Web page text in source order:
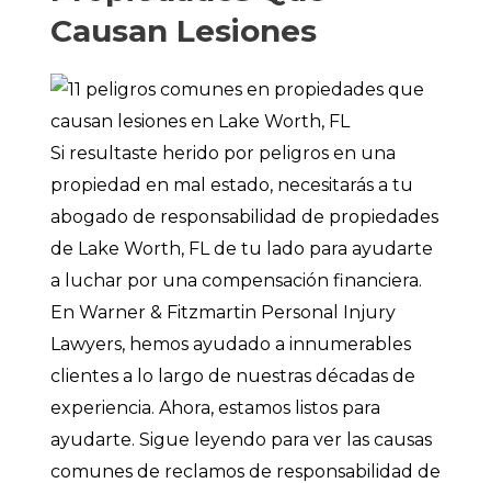
Causan Lesiones
Si resultaste herido por peligros en una
propiedad en mal estado, necesitarás a tu
abogado de responsabilidad de propiedades
de Lake Worth, FL de tu lado para ayudarte
a luchar por una compensación financiera.
En Warner & Fitzmartin Personal Injury
Lawyers, hemos ayudado a innumerables
clientes a lo largo de nuestras décadas de
experiencia. Ahora, estamos listos para
ayudarte. Sigue leyendo para ver las causas
comunes de reclamos de responsabilidad de